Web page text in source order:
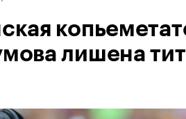
лишена